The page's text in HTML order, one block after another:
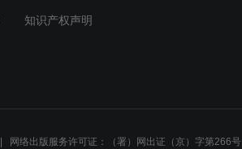
知识产权声明
网络出版服务许可证：（署）网出证（京）字第266号